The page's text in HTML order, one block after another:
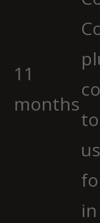
11
months